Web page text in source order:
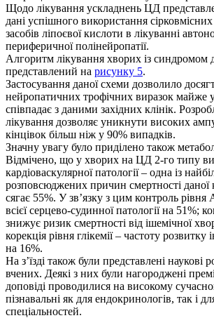
Щодо лікування ускладнень ЦД
дані успішного використання сірковмісних
засобів ліпоєвої кислоти в лікуванні
периферичної полінейропатії.
Алгоритм лікування хворих із синдромом
представлений на рисунку 5.
Застосування даної схеми дозволило
нейропатичних трофічних виразок майже
співпадає з даними західних клінік.
лікування дозволяє уникнути високих
кінцівок більш ніж у 90% випадків.
Значну увагу було приділено також
Відмічено, що у хворих на ЦД 2-го типу
кардіоваскулярної патології – одна із
розповсюджених причин смертності даної
сягає 55%. У зв’язку з цим контроль
всієї серцево-судинної патології на 51%;
знижує ризик смертності від ішемічної
корекція рівня глікемії – частоту розвитку
на 16%.
На з’їзді також були представлені наукові
вчених. Деякі з них були нагороджені
доповіді проводилися на високому
пізнавальні як для ендокринологів, так і
спеціальностей.